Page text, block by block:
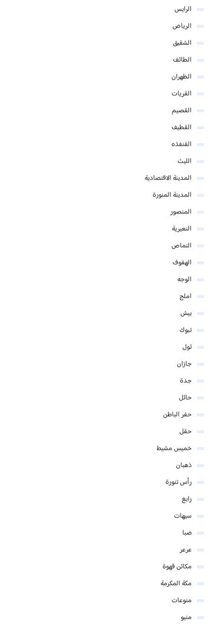
الرايس
الرياض
الشقيق
الطائف
الظهران
القريات
القصيم
القطيف
القنفذه
الليث
المدينة الاقتصادية
المدينة المنورة
المنصور
النعيرية
النماص
الهفوف
الوجه
املج
بيش
تبوك
ثول
جازان
جدة
حائل
حفر الباطن
حقل
خميس مشيط
ذهبان
رأس تنورة
رابغ
سيهات
ضبا
عرعر
مكائن قهوة
مكة المكرمة
منوعات
منيو